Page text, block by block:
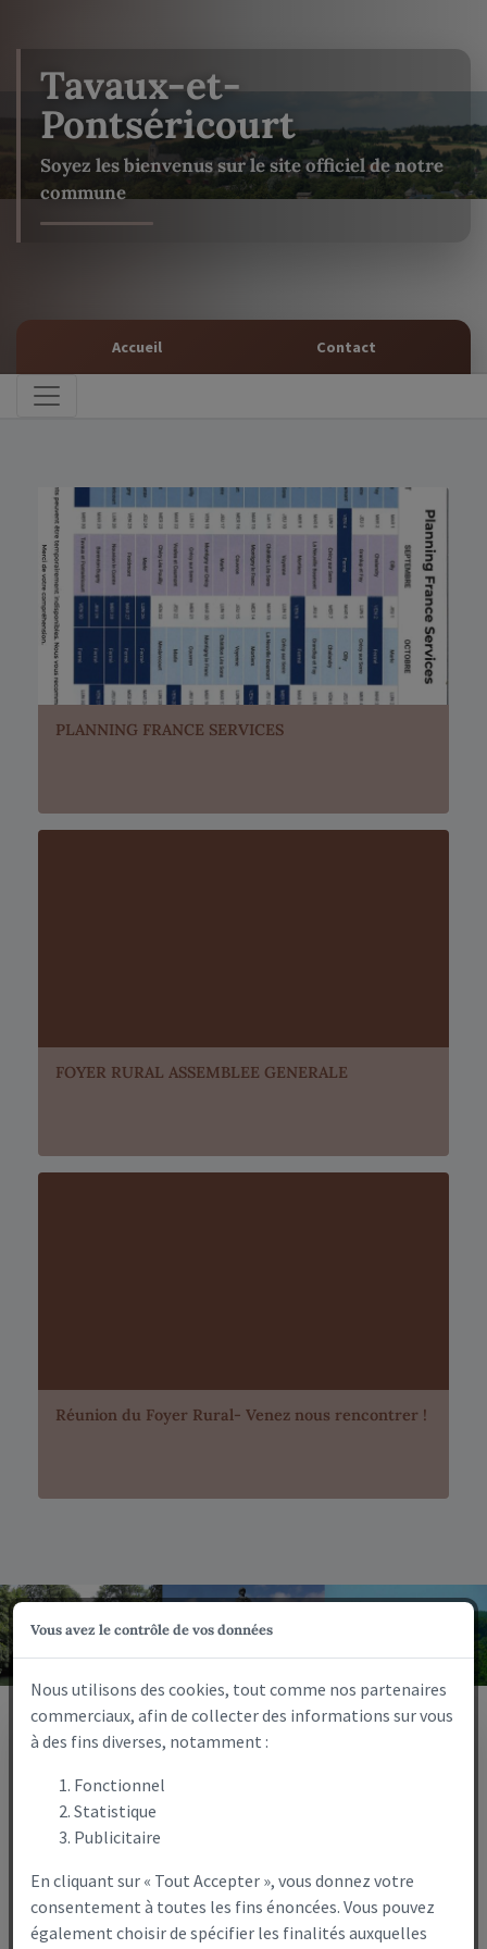
Vous avez le contrôle de vos données
Nous utilisons des cookies, tout comme nos partenaires
commerciaux, afin de collecter des informations sur vous
à des fins diverses, notamment :
Fonctionnel
Statistique
Publicitaire
En cliquant sur « Tout Accepter », vous donnez votre
consentement à toutes les fins énoncées. Vous pouvez
également choisir de spécifier les finalités auxquelles
Tavaux-et-
Pontséricourt
Soyez les bienvenus sur le site officiel de notre
commune
Accueil Contact
PLANNING FRANCE SERVICES
FOYER RURAL ASSEMBLEE GENERALE
Réunion du Foyer Rural- Venez nous rencontrer !
La commune